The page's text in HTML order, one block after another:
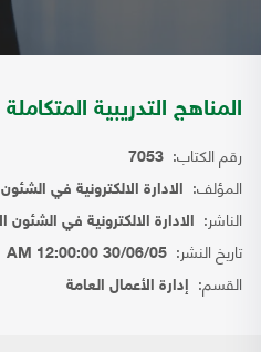
المناهج التدريبية المتكاملة
رقم الكتاب: 7053
المؤلف: الادارة الالكترونية في الشئون
الناشر: الادارة الالكترونية في الشئون
تاريخ النشر: 30/06/05 12:00:00 AM
القسم: إدارة الأعمال العامة